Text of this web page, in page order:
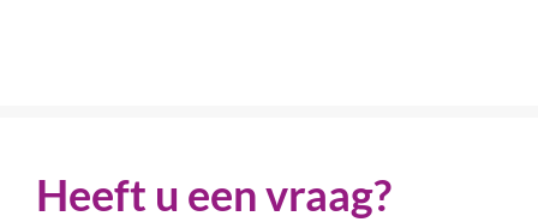
Heeft u een vraag?